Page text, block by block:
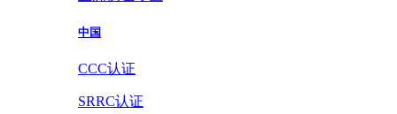
中国
CCC认证
SRRC认证